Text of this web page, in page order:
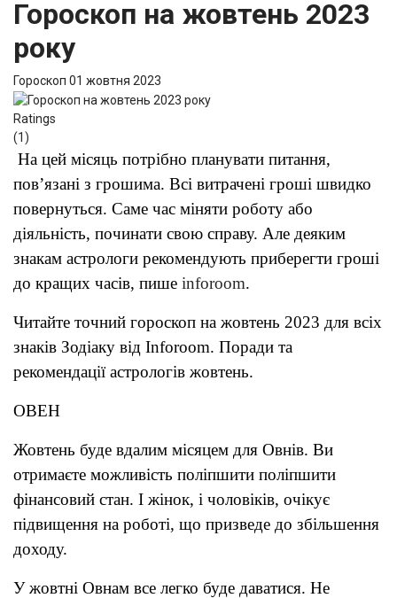
Гороскоп на жовтень 2023
року
Гороскоп 01 жовтня 2023
Ratings
(1)
На цей місяць потрібно планувати питання,
пов’язані з грошима. Всі витрачені гроші швидко
повернуться. Саме час міняти роботу або
діяльність, починати свою справу. Але деяким
знакам астрологи рекомендують приберегти гроші
до кращих часів, пише inforoom.
Читайте точний гороскоп на жовтень 2023 для всіх
знаків Зодіаку від Inforoom. Поради та
рекомендації астрологів жовтень.
ОВЕН
Жовтень буде вдалим місяцем для Овнів. Ви
отримаєте можливість поліпшити поліпшити
фінансовий стан. І жінок, і чоловіків, очікує
підвищення на роботі, що призведе до збільшення
доходу.
У жовтні Овнам все легко буде даватися. Не